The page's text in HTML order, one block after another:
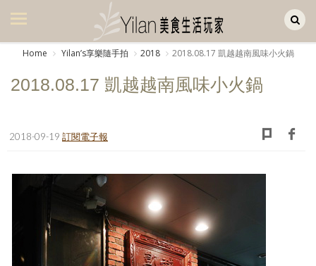
美食集
生活風
書房集
日記簿
Home Yilanʼs享樂隨手拍 2018 2018.08.17 凱越越南風味小火鍋
2018.08.17 凱越越南風味小火鍋
2018-09-19 訂閱電子報